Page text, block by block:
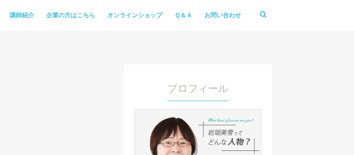
講師紹介 企業の方はこちら オンラインショップ Ｑ＆Ａ お問い合わせ
プロフィール